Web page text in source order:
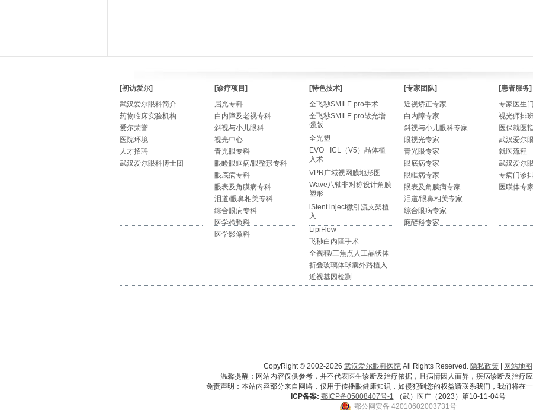
[初访爱尔]
武汉爱尔眼科简介
药物临床实验机构
爱尔荣誉
医院环境
人才招聘
武汉爱尔眼科博士团
[诊疗项目]
屈光专科
白内障及老视专科
斜视与小儿眼科
视光中心
青光眼专科
眼睑眼眶病/眼整形专科
眼底病专科
眼表及角膜病专科
泪道/眼鼻相关专科
综合眼病专科
医学检验科
医学影像科
[特色技术]
全飞秒SMILE pro手术
全飞秒SMILE pro散光增
强版
全光塑
EVO+ ICL（V5）晶体植
入术
VPR广域视网膜地形图
Wave八轴非对称设计角膜
塑形
iStent inject微引流支架植
入
LipiFlow
飞秒白内障手术
全视程/三焦点人工晶状体
折叠玻璃体球囊外路植入
近视基因检测
[专家团队]
近视矫正专家
白内障专家
斜视与小儿眼科专家
眼视光专家
青光眼专家
眼底病专家
眼眶病专家
眼表及角膜病专家
泪道/眼鼻相关专家
综合眼病专家
麻醉科专家
[患者服务]
专家医生
视光师排
医保就医
武汉爱尔
就医流程
武汉爱尔
专病门诊
医联体专
CopyRight © 2002-2026 武汉爱尔眼科医院 All Rights Reserved. 隐私政策
网站地图
温馨提醒：网站内容仅供参考，并不代表医生诊断及治疗依据，且病情因人而异，疾病诊断及治疗应
免责声明：本站内容部分来自网络，仅用于传播眼健康知识，如侵犯到您的权益请联系我们，我们将在一
ICP备案: 鄂ICP备05008407号-1 （武）医广（2023）第10-11-04号
鄂公网安备 42010602003731号